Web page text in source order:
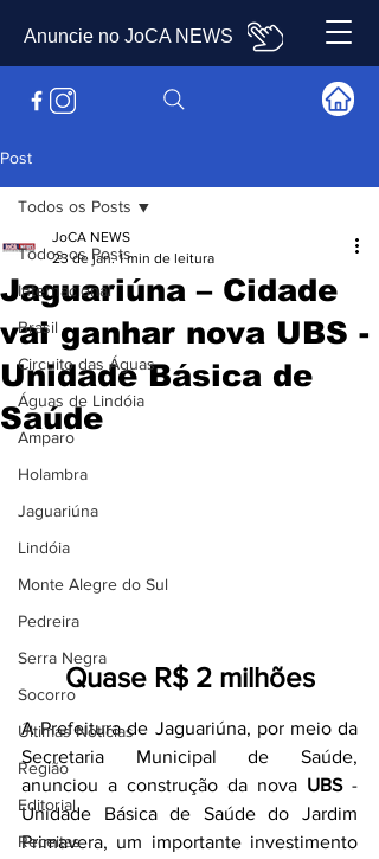
Anuncie no JoCA NEWS
Post
Todos os Posts
Internacional
Brasil
Circuito das Águas
Águas de Lindóia
Amparo
Holambra
Jaguariúna
Lindóia
Monte Alegre do Sul
Pedreira
Serra Negra
Socorro
Últimas Notícias
Região
Editorial
Receitas
Todos os Posts
Jaguariúna – Cidade
vai ganhar nova UBS -
Unidade Básica de
Saúde
JoCA NEWS
23 de jan. 1 min de leitura
Quase R$ 2 milhões
A Prefeitura de Jaguariúna, por meio da
Secretaria Municipal de Saúde,
anunciou a construção da nova UBS -
Unidade Básica de Saúde do Jardim
Primavera, um importante investimento